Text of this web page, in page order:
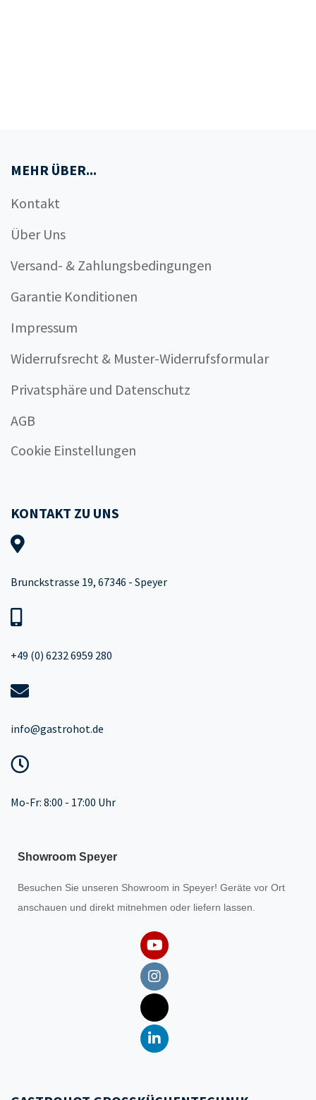
MEHR ÜBER...
Kontakt
Über Uns
Versand- & Zahlungsbedingungen
Garantie Konditionen
Impressum
Widerrufsrecht & Muster-Widerrufsformular
Privatsphäre und Datenschutz
AGB
Cookie Einstellungen
KONTAKT ZU UNS
Brunckstrasse 19, 67346 - Speyer
+49 (0) 6232 6959 280
info@gastrohot.de
Mo-Fr: 8:00 - 17:00 Uhr
Showroom Speyer
Besuchen Sie unseren Showroom in Speyer! Geräte vor Ort
anschauen und direkt mitnehmen oder liefern lassen.